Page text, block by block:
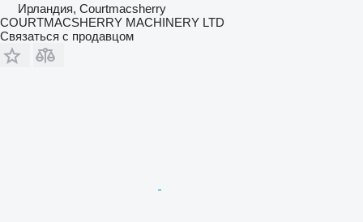
Ирландия, Courtmacsherry
COURTMACSHERRY MACHINERY LTD
Связаться с продавцом